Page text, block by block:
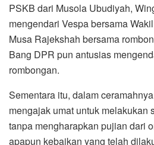
PSKB dari Musola Ubudiyah,
mengendari Vespa bersama
Musa Rajekshah bersama
Bang DPR pun antusias
rombongan.
Sementara itu, dalam
mengajak umat untuk melakukan
tanpa mengharapkan pujian dari
apapun kebaikan yang telah